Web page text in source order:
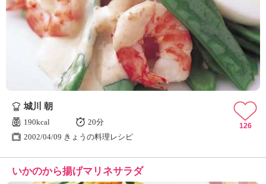
城川 朝
190kcal
20分
2002/04/09 きょうの料理レシピ
126
いかのから揚げマリネサラダ